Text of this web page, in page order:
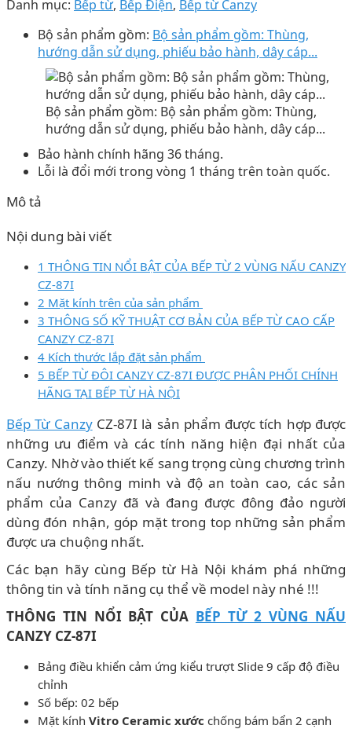
Danh mục: Bếp từ, Bếp Điện, Bếp từ Canzy
Bộ sản phẩm gồm: Bộ sản phẩm gồm: Thùng,
hướng dẫn sử dụng, phiếu bảo hành, dây cáp...
Bộ sản phẩm gồm: Bộ sản phẩm gồm: Thùng,
hướng dẫn sử dụng, phiếu bảo hành, dây cáp...
Bảo hành chính hãng 36 tháng.
Lỗi là đổi mới trong vòng 1 tháng trên toàn quốc.
Mô tả
Nội dung bài viết
1 THÔNG TIN NỔI BẬT CỦA BẾP TỪ 2 VÙNG NẤU CANZY
CZ-87I
2 Mặt kính trên của sản phẩm
3 THÔNG SỐ KỸ THUẬT CƠ BẢN CỦA BẾP TỪ CAO CẤP
CANZY CZ-87I
4 Kích thước lắp đặt sản phẩm
5 BẾP TỪ ĐÔI CANZY CZ-87I ĐƯỢC PHÂN PHỐI CHÍNH
HÃNG TẠI BẾP TỪ HÀ NỘI
Bếp Từ CanzyCZ-87I là sản phẩm được tích hợp được
những ưu điểm và các tính năng hiện đại nhất của
Canzy. Nhờ vào thiết kế sang trọng cùng chương trình
nấu nướng thông minh và độ an toàn cao, các sản
phẩm của Canzy đã và đang được đông đảo người
dùng đón nhận, góp mặt trong top những sản phẩm
được ưa chuộng nhất.
Các bạn hãy cùng Bếp từ Hà Nội khám phá những
thông tin và tính năng cụ thể về model này nhé !!!
THÔNG TIN NỔI BẬT CỦA BẾP TỪ 2 VÙNG NẤU
CANZY CZ-87I
Bảng điều khiển cảm ứng kiểu trượt Slide 9 cấp độ điều
chỉnh
Số bếp: 02 bếp
Mặt kính Vitro Ceramic xước chống bám bẩn 2 cạnh